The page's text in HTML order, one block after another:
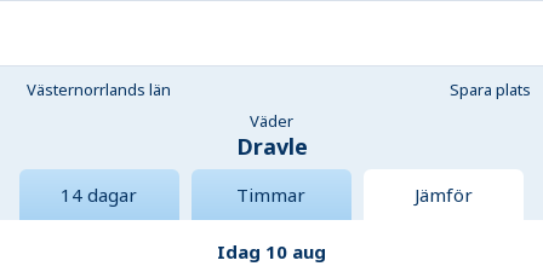
Västernorrlands län
Spara plats
Väder
Dravle
14 dagar Timmar Jämför
Idag 10 aug